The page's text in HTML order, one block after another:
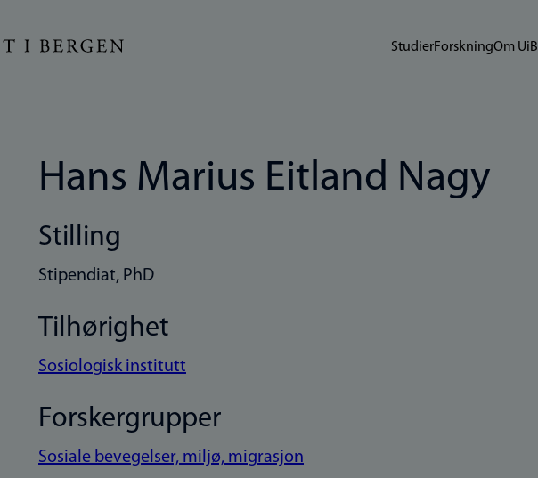
StudierForskningOm UiB
Hans Marius Eitland Nagy
Stilling
Stipendiat, PhD
Tilhørighet
Sosiologisk institutt
Forskergrupper
Sosiale bevegelser, miljø, migrasjon